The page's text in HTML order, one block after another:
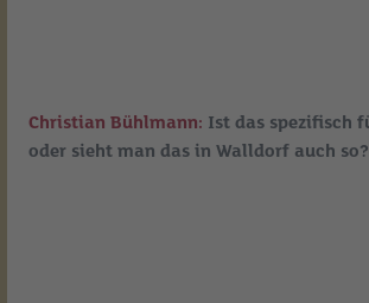
Christian Bühlmann: Ist das spezifisch
oder sieht man das in Walldorf auch so?